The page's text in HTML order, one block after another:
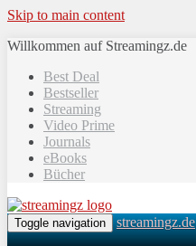
Skip to main content
Willkommen auf Streamingz.de
Best Deal
Bestseller
Streaming
Video Prime
Journals
eBooks
Bücher
Toggle navigation streamingz.de